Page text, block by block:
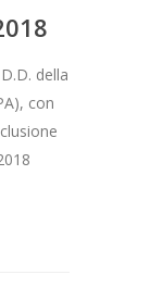
della
con